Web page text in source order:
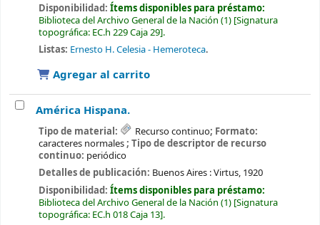
Disponibilidad: Ítems disponibles para préstamo:
Biblioteca del Archivo General de la Nación (1) Signatura
topográfica: EC.h 229 Caja 29 .
Listas: Ernesto H. Celesia - Hemeroteca.
Agregar al carrito
América Hispana.
Tipo de material: Recurso continuo; Formato:
caracteres normales; Tipo de descriptor de recurso
continuo: periódico
Detalles de publicación: Buenos Aires :Virtus, 1920
Disponibilidad: Ítems disponibles para préstamo:
Biblioteca del Archivo General de la Nación (1) Signatura
topográfica: EC.h 018 Caja 13 .